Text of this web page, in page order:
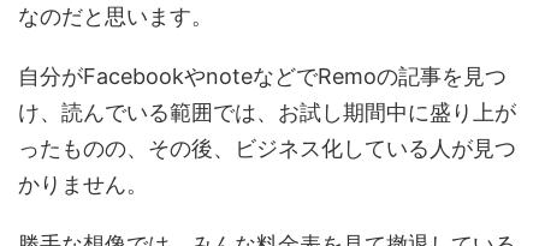
なのだと思います。
自分がFacebookやnoteなどでRemoの記事を見つ
け、読んでいる範囲では、お試し期間中に盛り上が
ったものの、その後、ビジネス化している人が見つ
かりません。